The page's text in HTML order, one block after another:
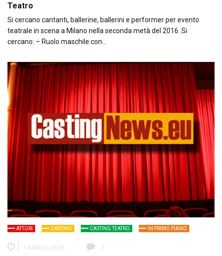
Teatro
Si cercano cantanti, ballerine, ballerini e performer per evento
teatrale in scena a Milano nella seconda metà del 2016. Si
cercano: – Ruolo maschile con…
ATTORI CASTING CASTING TEATRO IN PRIMO PIANO
14 Marzo 2016 1